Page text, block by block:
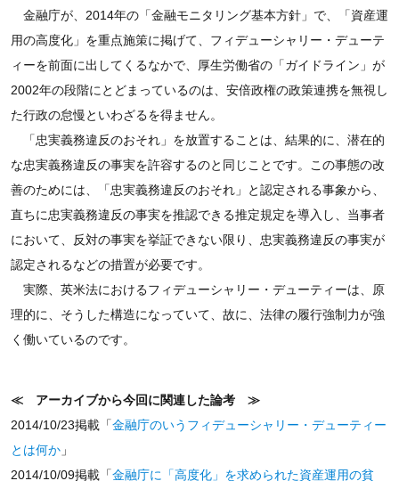
金融庁が、2014年の「金融モニタリング基本方針」で、「資産運
用の高度化」を重点施策に掲げて、フィデューシャリー・デューテ
ィーを前面に出してくるなかで、厚生労働省の「ガイドライン」が
2002年の段階にとどまっているのは、安倍政権の政策連携を無視し
た行政の怠慢といわざるを得ません。
「忠実義務違反のおそれ」を放置することは、結果的に、潜在的
な忠実義務違反の事実を許容するのと同じことです。この事態の改
善のためには、「忠実義務違反のおそれ」と認定される事象から、
直ちに忠実義務違反の事実を推認できる推定規定を導入し、当事者
において、反対の事実を挙証できない限り、忠実義務違反の事実が
認定されるなどの措置が必要です。
実際、英米法におけるフィデューシャリー・デューティーは、原
理的に、そうした構造になっていて、故に、法律の履行強制力が強
く働いているのです。
≪ アーカイブから今回に関連した論考 ≫
2014/10/23掲載「金融庁のいうフィデューシャリー・デューティー
とは何か」
2014/10/09掲載「金融庁に「高度化」を求められた資産運用の貧